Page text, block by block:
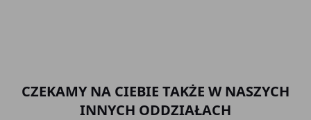
CZEKAMY NA CIEBIE TAKŻE W NASZYCH
INNYCH ODDZIAŁACH